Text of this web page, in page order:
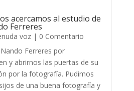
acercamos al estudio de
Ferreres
voz| 0 Comentario
Ferreres por
y abrirnos las puertas de su
por la fotografía. Pudimos
de una buena fotografía y